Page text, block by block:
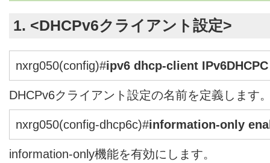
1. <DHCPv6クライアント設定>
nxrg050(config)#ipv6 dhcp-client IPv6DHCPC
DHCPv6クライアント設定の名前を定義します
nxrg050(config-dhcp6c)#information-only
information-only機能を有効にします。